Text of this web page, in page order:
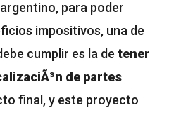
para poder
impositivos, una de
cumplir es la de tener
de partes
final, y este proyecto